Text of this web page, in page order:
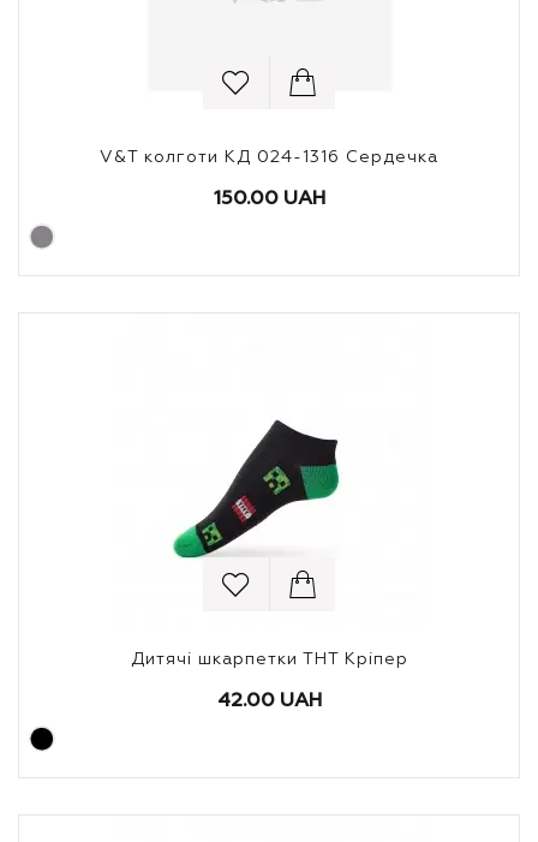
V&T колготи КД 024-1316 Сердечка
150.00 UAH
Дитячі шкарпетки ТНТ Кріпер
42.00 UAH